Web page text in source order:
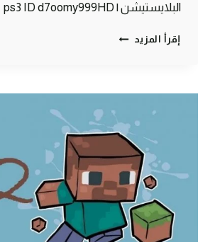
البلايستيشن | ps3 ID d7oomy999HD
إقرأ المزيد ماين
جح
بطيخ
رقي
#63
|
63#
MINECRAFT
:
D7OOMY999